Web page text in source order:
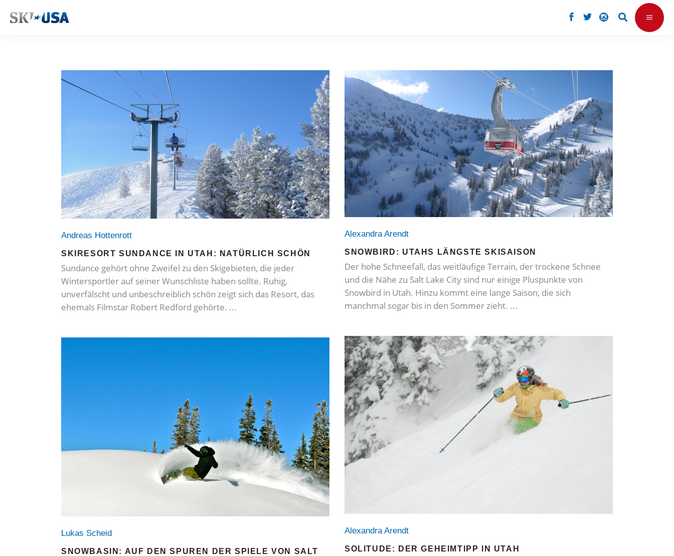
Andreas Hottenrott
SKIRESORT SUNDANCE IN UTAH: NATÜRLICH SCHÖN
Sundance gehört ohne Zweifel zu den Skigebieten, die jeder
Wintersportler auf seiner Wunschliste haben sollte. Ruhig,
unverfälscht und unbeschreiblich schön zeigt sich das Resort, das
ehemals Filmstar Robert Redford gehörte.
Alexandra Arendt
SNOWBIRD: UTAHS LÄNGSTE SKISAISON
Der hohe Schneefall, das weitläufige Terrain, der trockene Schnee
und die Nähe zu Salt Lake City sind nur einige Pluspunkte von
Snowbird in Utah. Hinzu kommt eine lange Saison, die sich
manchmal sogar bis in den Sommer zieht.
Alexandra Arendt
SOLITUDE: DER GEHEIMTIPP IN UTAH
Lukas Scheid
SNOWBASIN: AUF DEN SPUREN DER SPIELE VON SALT